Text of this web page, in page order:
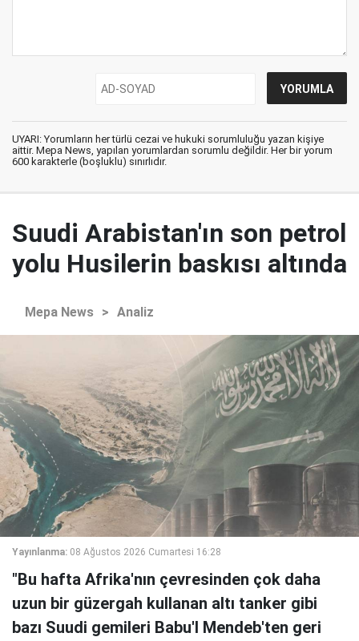
UYARI: Yorumların her türlü cezai ve hukuki sorumluluğu yazan kişiye
aittir. Mepa News, yapılan yorumlardan sorumlu değildir. Her bir yorum
600 karakterle (boşluklu) sınırlıdır.
Suudi Arabistan'ın son petrol
yolu Husilerin baskısı altında
Mepa News > Analiz
Yayınlanma: 08 Ağustos 2026 Cumartesi 16:28
"Bu hafta Afrika'nın çevresinden çok daha
uzun bir güzergah kullanan altı tanker gibi
bazı Suudi gemileri Babu'l Mendeb'ten geri